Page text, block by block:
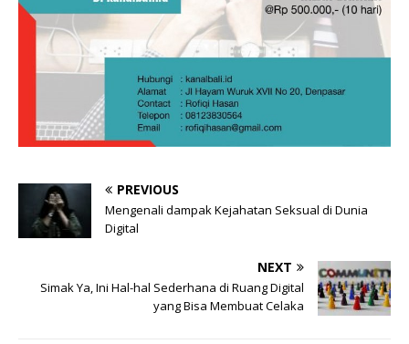
PREVIOUS
Mengenali dampak Kejahatan Seksual di Dunia
Digital
NEXT
Simak Ya, Ini Hal-hal Sederhana di Ruang Digital
yang Bisa Membuat Celaka